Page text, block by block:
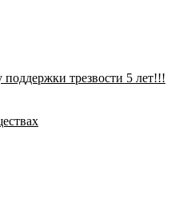
поддержки трезвости 5 лет!!!